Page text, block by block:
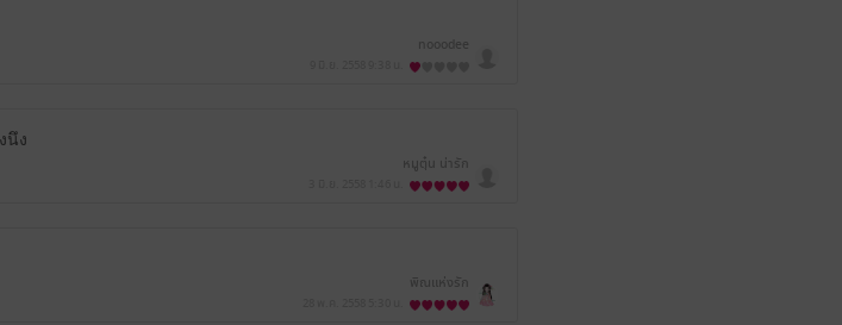
nooodee
นึง
หมูตุ๋น น่ารัก
พิณแห่งรัก